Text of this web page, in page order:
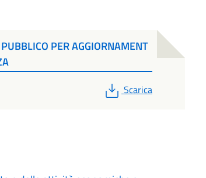
PER AGGIORNAMENT
PDF
Scarica